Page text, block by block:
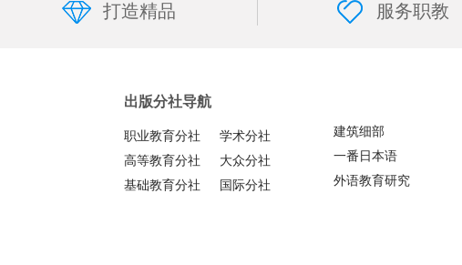
打造精品 服务职教
出版分社导航
职业教育分社
学术分社
高等教育分社
大众分社
基础教育分社
国际分社
建筑细部
一番日本语
外语教育研究